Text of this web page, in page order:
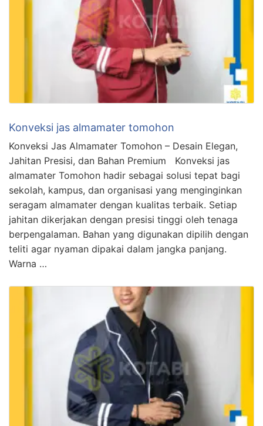
Konveksi jas almamater tomohon
Konveksi Jas Almamater Tomohon – Desain Elegan,
Jahitan Presisi, dan Bahan Premium Konveksi jas
almamater Tomohon hadir sebagai solusi tepat bagi
sekolah, kampus, dan organisasi yang menginginkan
seragam almamater dengan kualitas terbaik. Setiap
jahitan dikerjakan dengan presisi tinggi oleh tenaga
berpengalaman. Bahan yang digunakan dipilih dengan
teliti agar nyaman dipakai dalam jangka panjang.
Warna …